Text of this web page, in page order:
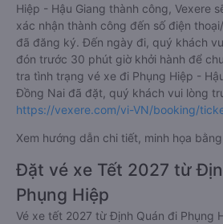
Hiệp - Hậu Giang thành công, Vexere
xác nhận thành công đến số điện
đã đăng ký. Đến ngày đi, quý khách
đón trước 30 phút giờ khởi hành để
tra tình trạng vé xe đi Phụng Hiệp -
Đồng Nai đã đặt, quý khách vui lòng
https://vexere.com/vi-VN/booking/
Xem hướng dẫn chi tiết, minh họa
Đặt vé xe Tết 2027 từ
Phụng Hiệp
Vé xe tết 2027 từ Định Quán đi Phụng